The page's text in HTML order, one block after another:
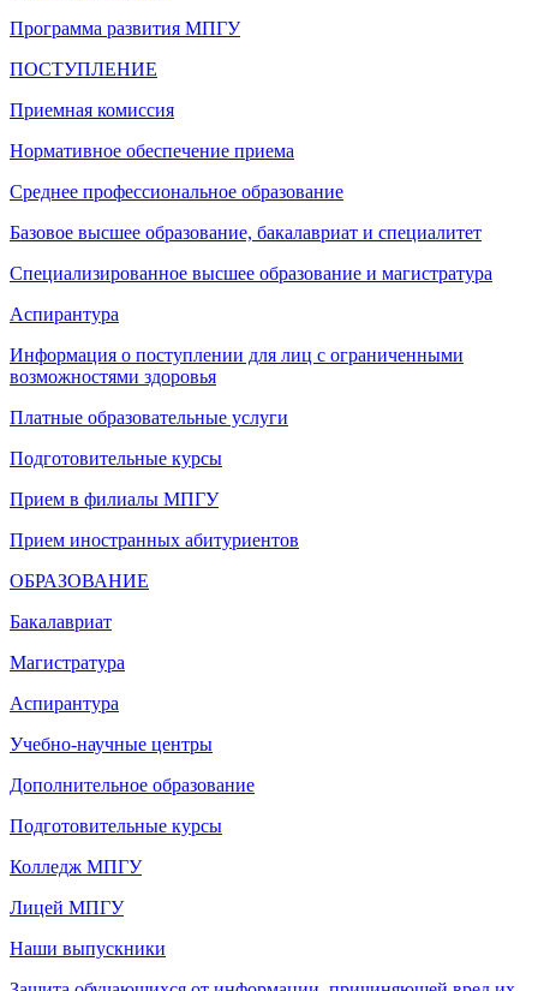
Программа развития МПГУ
ПОСТУПЛЕНИЕ
Приемная комиссия
Нормативное обеспечение приема
Среднее профессиональное образование
Базовое высшее образование, бакалавриат и специалитет
Специализированное высшее образование и магистратура
Аспирантура
Информация о поступлении для лиц с ограниченными
возможностями здоровья
Платные образовательные услуги
Подготовительные курсы
Прием в филиалы МПГУ
Прием иностранных абитуриентов
ОБРАЗОВАНИЕ
Бакалавриат
Магистратура
Аспирантура
Учебно-научные центры
Дополнительное образование
Подготовительные курсы
Колледж МПГУ
Лицей МПГУ
Наши выпускники